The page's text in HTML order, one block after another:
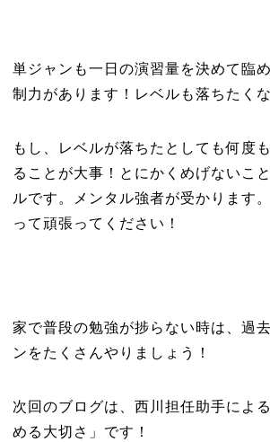
単ジャンも一日の演習量を決めて臨
制力があります！レベルも落ちたく
もし、レベルが落ちたとしても何度
ることが大事！とにかくめげないこ
ルです。メンタル強者が受かります
って頑張ってください！
家で普段の勉強が捗らない時は、過
ンをたくさんやりましょう！
次回のブログは、西川担任助手によ
める大切さ」です！